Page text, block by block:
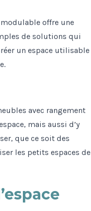
offre une
de solutions qui
un espace utilisable
avec rangement
mais aussi d’y
que ce soit des
les petits espaces de